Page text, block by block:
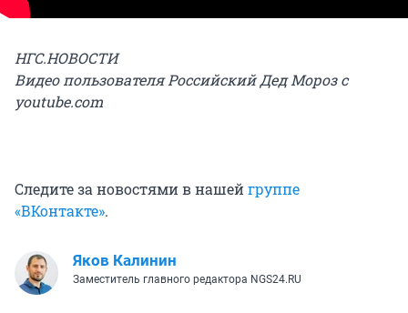
НГС.НОВОСТИ
Видео пользователя Российский Дед Мороз с
youtube.com
Следите за новостями в нашейгруппе
«ВКонтакте».
Яков Калинин
Заместитель главного редактора NGS24.RU